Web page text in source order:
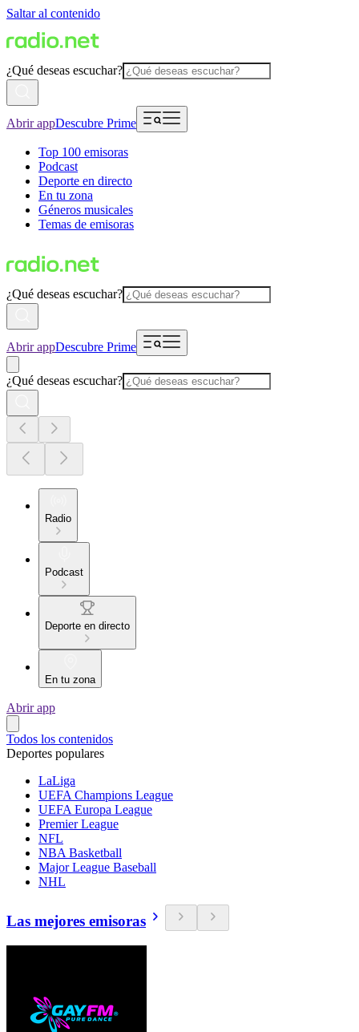
Saltar al contenido
¿Qué deseas escuchar?
Abrir appDescubre Prime
Top 100 emisoras
Podcast
Deporte en directo
En tu zona
Géneros musicales
Temas de emisoras
¿Qué deseas escuchar?
Abrir appDescubre Prime
¿Qué deseas escuchar?
Radio
Podcast
Deporte en directo
En tu zona
Abrir app
Todos los contenidos
Deportes populares
LaLiga
UEFA Champions League
UEFA Europa League
Premier League
NFL
NBA Basketball
Major League Baseball
NHL
Las mejores emisoras